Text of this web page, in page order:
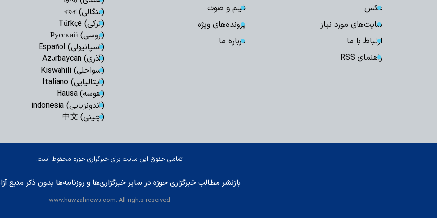
محوریت حدیث
ملت ایران
متعهد در جنگ
عکس
فیلم و صوت
سایت‌های مورد نیاز
پرونده‌های ویژه
ارتباط با ما
درباره ما
راهنمای RSS
(بنگالی) বাংলা
(ترکی) Türkçe
(روسی) Русский
(اسپانیولی) Español
(آذری) Azərbaycan
(سواحلی) Kiswahili
(ایتالیایی) Italiano
(هوسه) Hausa
(اندونزیایی) indonesia
(چینی) 中文
تمامی حقوق این سایت برای خبرگزاری حوزه محفوظ است.
بازنشر مطالب خبرگزاری حوزه در سایر خبرگزاری‌ها و روزنامه‌ها بدون ذکر منبع
www.hawzahnews.com. All rights reserved